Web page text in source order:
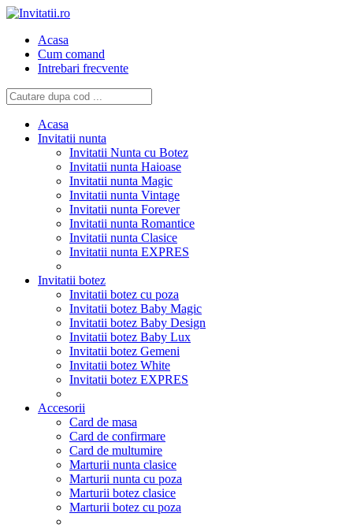
Acasa
Cum comand
Intrebari frecvente
Acasa
Invitatii nunta
Invitatii Nunta cu Botez
Invitatii nunta Haioase
Invitatii nunta Magic
Invitatii nunta Vintage
Invitatii nunta Forever
Invitatii nunta Romantice
Invitatii nunta Clasice
Invitatii nunta EXPRES
Invitatii botez
Invitatii botez cu poza
Invitatii botez Baby Magic
Invitatii botez Baby Design
Invitatii botez Baby Lux
Invitatii botez Gemeni
Invitatii botez White
Invitatii botez EXPRES
Accesorii
Card de masa
Card de confirmare
Card de multumire
Marturii nunta clasice
Marturii nunta cu poza
Marturii botez clasice
Marturii botez cu poza